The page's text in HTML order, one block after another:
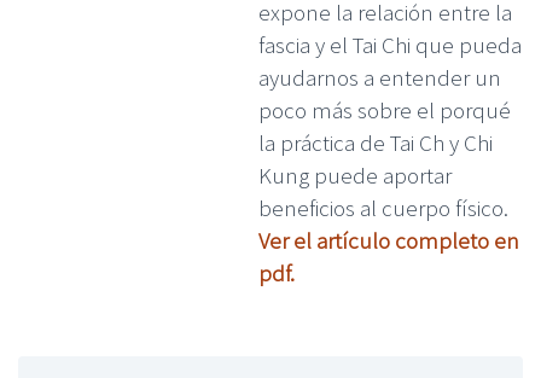
expone la relación entre la
fascia y el Tai Chi que pueda
ayudarnos a entender un
poco más sobre el porqué
la práctica de Tai Ch y Chi
Kung puede aportar
beneficios al cuerpo físico.
Ver el artículo completo en
pdf.